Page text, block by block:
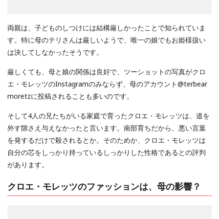
両親は、子どものしつけには結構厳しかったことで知られていま
す。特に母のテリさんは厳しいようで、唯一の娘でもお姫様扱い
は決してしなかったそうです。
厳しくても、母と娘の関係は良好で、ツーショットの写真がクロ
エ・モレッツのInstagramのみならず、母のアカウント@terbear
moretzに投稿されることも多いのです。
そして4人の兄たちがいる家庭で育ったクロエ・モレッツは、道を
外す隙さえ与えなかったと言います。南部育ちだから、悪い言葉
を発するだけで殺されるとか。そのためか、クロエ・モレッツは
自分の芯をしっかり持っているしっかりした性格であるとの評判
があります。
クロエ・モレッツのファッションは、母の影響？